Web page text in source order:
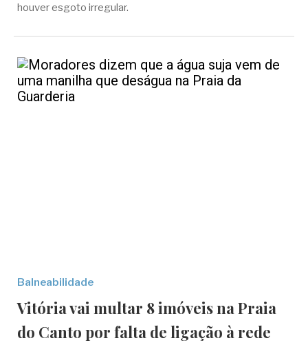
houver esgoto irregular.
Balneabilidade
Vitória vai multar 8 imóveis na Praia
do Canto por falta de ligação à rede